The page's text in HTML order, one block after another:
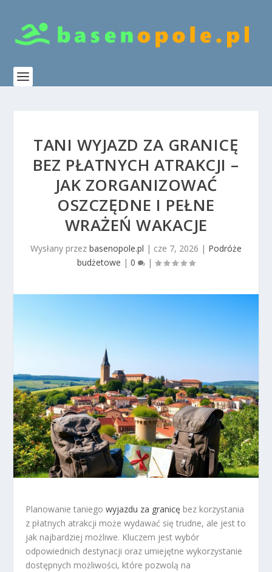
TANI WYJAZD ZA GRANICĘ
BEZ PŁATNYCH ATRAKCJI –
JAK ZORGANIZOWAĆ
OSZCZĘDNE I PEŁNE
WRAŻEŃ WAKACJE
Wysłany przez basenopole.pl | cze 7, 2026 | Podróże
budżetowe | 0 |
Planowanie taniegowyjazdu za granicę bez korzystania
z płatnych atrakcji może wydawać się trudne, ale jest to
jak najbardziej możliwe. Kluczem jest wybór
odpowiednich destynacji oraz umiejętne wykorzystanie
dostępnych możliwości, które pozwolą na